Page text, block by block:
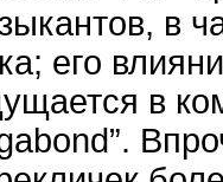
в
его
в
”.